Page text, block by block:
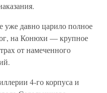
давно царило полное
на Конюхи — крупное
от намеченного
4-го корпуса и